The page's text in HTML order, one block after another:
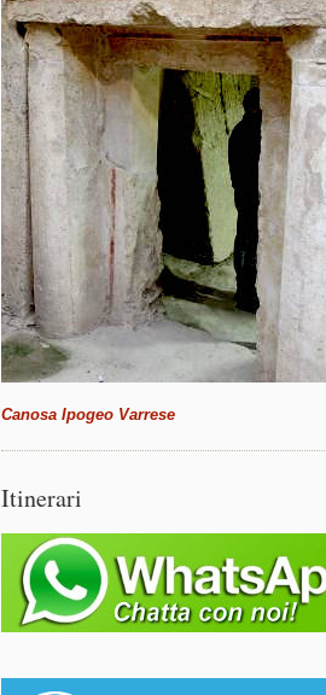
Canosa Ipogeo Varrese
Itinerari